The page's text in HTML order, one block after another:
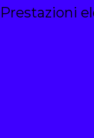
Prestazioni